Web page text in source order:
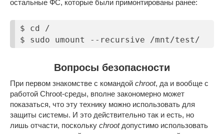
остальные ФС, которые были примонтированы ранее:
$ cd /
$ sudo umount --recursive /mnt/test/
Вопросы безопасности
При первом знакомстве с командой chroot, да и вообще с
работой Chroot-среды, вполне закономерно может
показаться, что эту технику можно использовать для
защиты системы. И это действительно так и есть, но
лишь отчасти, поскольку chrootдопустимо использовать